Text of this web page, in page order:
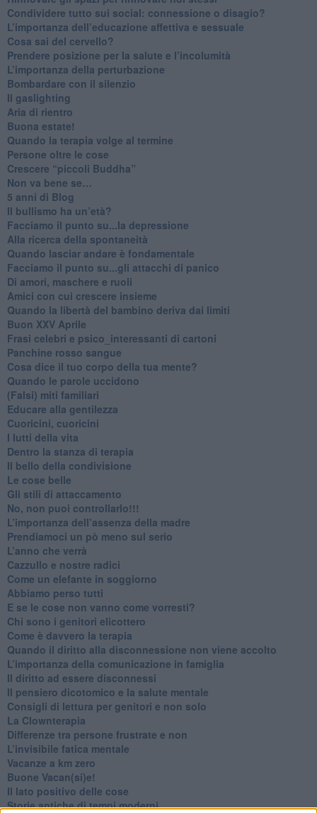
​Condividere tutto sui social: connessione o disagio?
​L’importanza dell’educazione affettiva e sessuale
​Cosa sai del cervello?
Prendere posizione per la salute e l’incolumità
L’importanza della perturbazione
​Bombardare con il silenzio
Il gaslighting
Aria di rientro
Buona estate!
​Quando la terapia volge al termine
​Persone oltre le cose
​Crescere “piccoli Buddha”
Non va bene se…
​5 anni di Blog
​Il bullismo ha un’età?
Facciamo il punto su...la depressione
​Alla ricerca della spontaneità
​Quando lasciar andare è fondamentale
Facciamo il punto su...gli attacchi di panico
Di amori, maschere e ruoli
​Amici con cui crescere insieme
​Quando la libertà del bambino deriva dai limiti
Buon XXV Aprile
​Frasi celebri e psico_interessanti di cartoni
​Panchine rosso sangue
​Cosa dice il tuo corpo della tua mente?
​Quando le parole uccidono
​(Falsi) miti familiari
​Educare alla gentilezza
​Cuoricini, cuoricini
I lutti della vita
​Dentro la stanza di terapia
​Il bello della condivisione
Le cose belle
​Gli stili di attaccamento
No, non puoi controllarlo!!!
​L’importanza dell’assenza della madre
​Prendiamoci un pò meno sul serio
​L’anno che verrà
​Cazzullo e nostre radici
​Come un elefante in soggiorno
​Abbiamo perso tutti
E se le cose non vanno come vorresti?
​Chi sono i genitori elicottero
Come è davvero la terapia
Quando il diritto alla disconnessione non viene accolto
​L’importanza della comunicazione in famiglia
​Il diritto ad essere disconnessi
​Il pensiero dicotomico e la salute mentale
​Consigli di lettura per genitori e non solo
​La Clownterapia
​Differenze tra persone frustrate e non
L’invisibile fatica mentale
Vacanze a km zero
​Buone Vacan(si)e!
​Il lato positivo delle cose
​Storie antiche di tempi moderni